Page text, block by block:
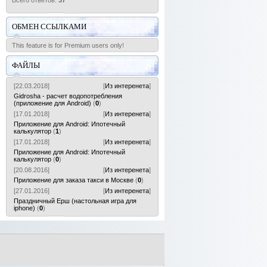
ОБМЕН ССЫЛКАМИ
This feature is for Premium users only!
ФАЙЛЫ
[22.03.2018] [Из интеренета]
Gidrosha - расчет водопотребления
(приложение для Android) (0)
[17.01.2018]
[Из интеренета]
Приложение для Android: Ипотечный
калькулятор (1)
[17.01.2018]
[Из интеренета]
Приложение для Android: Ипотечный
калькулятор (0)
[20.08.2016]
[Из интеренета]
Приложение для заказа такси в Москве (0)
[27.01.2016]
[Из интеренета]
Праздничный Ерш (настольная игра для
iphone) (0)